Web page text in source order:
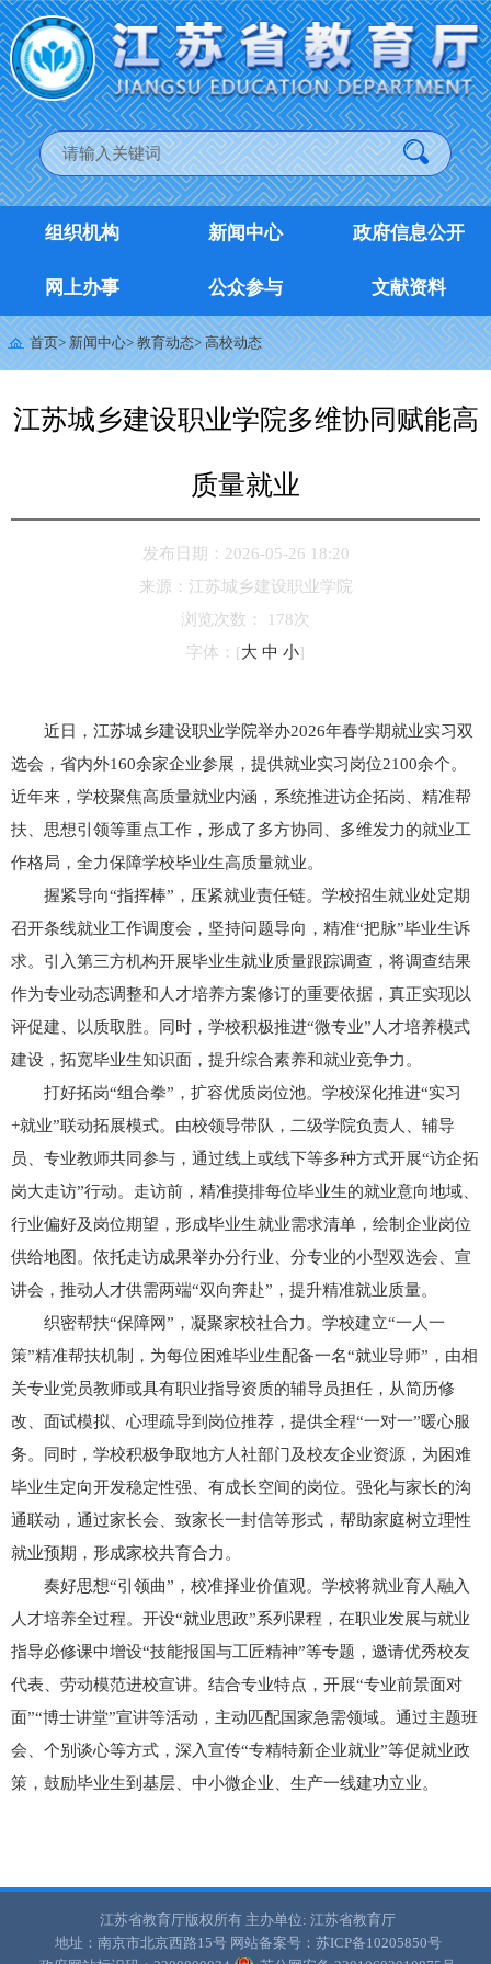
组织机构 新闻中心 政府信息公开
网上办事 公众参与 文献资料
首页>新闻中心>教育动态>高校动态
江苏城乡建设职业学院多维协同赋能高
质量就业
发布日期：2026-05-26 18:20
来源： 江苏城乡建设职业学院
浏览次数：
178次
字体： [大 中 小]
近日，江苏城乡建设职业学院举办2026年春学期就业实习双
选会，省内外160余家企业参展，提供就业实习岗位2100余个。
近年来，学校聚焦高质量就业内涵，系统推进访企拓岗、精准帮
扶、思想引领等重点工作，形成了多方协同、多维发力的就业工
作格局，全力保障学校毕业生高质量就业。
握紧导向“指挥棒”，压紧就业责任链。学校招生就业处定期
召开条线就业工作调度会，坚持问题导向，精准“把脉”毕业生诉
求。引入第三方机构开展毕业生就业质量跟踪调查，将调查结果
作为专业动态调整和人才培养方案修订的重要依据，真正实现以
评促建、以质取胜。同时，学校积极推进“微专业”人才培养模式
建设，拓宽毕业生知识面，提升综合素养和就业竞争力。
打好拓岗“组合拳”，扩容优质岗位池。学校深化推进“实习
+就业”联动拓展模式。由校领导带队，二级学院负责人、辅导
员、专业教师共同参与，通过线上或线下等多种方式开展“访企拓
岗大走访”行动。走访前，精准摸排每位毕业生的就业意向地域、
行业偏好及岗位期望，形成毕业生就业需求清单，绘制企业岗位
供给地图。依托走访成果举办分行业、分专业的小型双选会、宣
讲会，推动人才供需两端“双向奔赴”，提升精准就业质量。
织密帮扶“保障网”，凝聚家校社合力。学校建立“一人一
策”精准帮扶机制，为每位困难毕业生配备一名“就业导师”，由相
关专业党员教师或具有职业指导资质的辅导员担任，从简历修
改、面试模拟、心理疏导到岗位推荐，提供全程“一对一”暖心服
务。同时，学校积极争取地方人社部门及校友企业资源，为困难
毕业生定向开发稳定性强、有成长空间的岗位。强化与家长的沟
通联动，通过家长会、致家长一封信等形式，帮助家庭树立理性
就业预期，形成家校共育合力。
奏好思想“引领曲”，校准择业价值观。学校将就业育人融入
人才培养全过程。开设“就业思政”系列课程，在职业发展与就业
指导必修课中增设“技能报国与工匠精神”等专题，邀请优秀校友
代表、劳动模范进校宣讲。结合专业特点，开展“专业前景面对
面”“博士讲堂”宣讲等活动，主动匹配国家急需领域。通过主题班
会、个别谈心等方式，深入宣传“专精特新企业就业”等促就业政
策，鼓励毕业生到基层、中小微企业、生产一线建功立业。
江苏省教育厅版权所有 主办单位: 江苏省教育厅
地址：南京市北京西路15号 网站备案号：苏ICP备10205850号